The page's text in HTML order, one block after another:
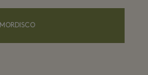
MORDISCO